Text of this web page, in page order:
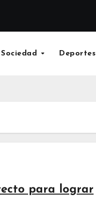
Sociedad Deportes
para lograr